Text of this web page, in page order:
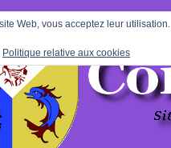
Web, vous acceptez leur utilisation.
Politique relative aux cookies